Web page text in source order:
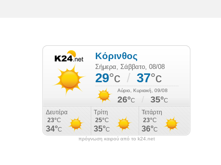
πρόγνωση καιρού από το k24.net